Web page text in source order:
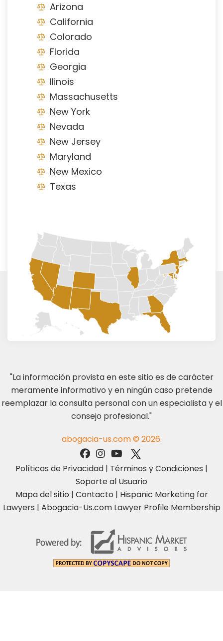
Arizona
California
Colorado
Florida
Georgia
Ilinois
Massachusetts
New York
Nevada
New Jersey
Maryland
New Mexico
Texas
"La información provista en este sitio es de carácter
meramente informativo y en ningún caso pretende
reemplazar la consulta personal con un especialista y el
consejo profesional."
abogacia-us.com © 2026.
Políticas de Privacidad | Términos y Condiciones |
Soporte al Usuario
Mapa del sitio | Contacto | Hispanic Marketing for
Lawyers | Abogacia-Us.com Lawyer Profile Membership